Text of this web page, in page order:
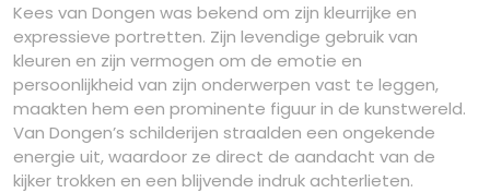
Kees van Dongen was bekend om zijn kleurrijke en
expressieve portretten. Zijn levendige gebruik van
kleuren en zijn vermogen om de emotie en
persoonlijkheid van zijn onderwerpen vast te leggen,
maakten hem een prominente figuur in de kunstwereld.
Van Dongen’s schilderijen straalden een ongekende
energie uit, waardoor ze direct de aandacht van de
kijker trokken en een blijvende indruk achterlieten.